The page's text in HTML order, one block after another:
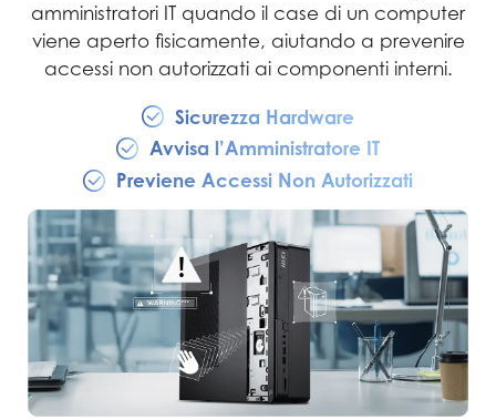
amministratori IT quando il case di un computer
viene aperto fisicamente, aiutando a prevenire
accessi non autorizzati ai componenti interni.
Sicurezza Hardware
Avvisa l’Amministratore IT
Previene Accessi Non Autorizzati